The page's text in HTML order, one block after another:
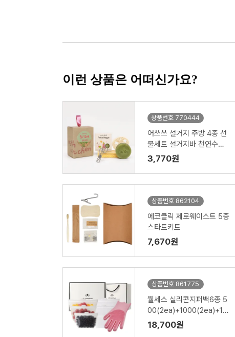
이런 상품은 어떠신가요?
상품번호 770444
어쓰쓰 설거지 주방 4종 선
물세트 설거지바 천연수세
미 제로웨이스트키트
3,770원
상품번호 862104
에코클릭 제로웨이스트 5종
스타트키트
7,670원
상품번호 861775
웰세스 실리콘지퍼백6종 5
00(2ea)+1000(2ea)+15
00ml(2ea)+실리콘 브러
시 설거지 수세미 일체형 고
18,700원